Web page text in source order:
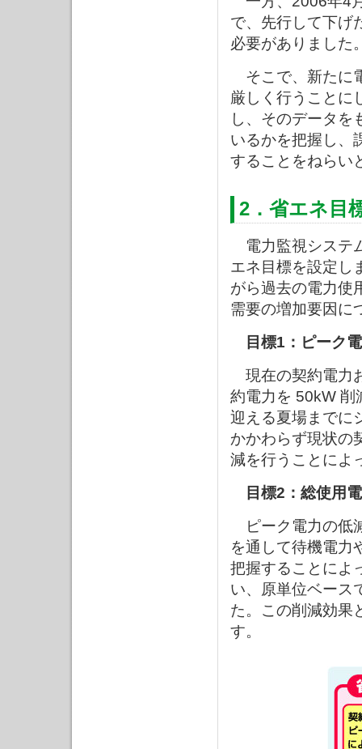
で、先行して下げ
必要がありました
そこで、新たに
厳しく行うことに
し、そのデータを
いるかを把握し、
することをねらい
2．省エネ目
電力監視システ
エネ目標を設定し
がら過去の電力使
需要の増加要因に
目標1：ピーク
現在の契約電力
約電力を 50kW 削
迎える夏場までに
かかわらず現状の
減を行うことによ
目標2：総使用
ピーク電力の低
を通して待機電力
把握することによ
い、原単位ベース
た。この削減効果
す。